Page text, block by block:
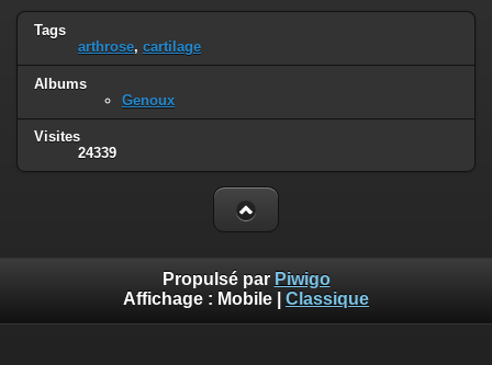
Tags
arthrose, cartilage
Albums
Genoux
Visites
24339
Propulsé par Piwigo
Affichage : Mobile Classique